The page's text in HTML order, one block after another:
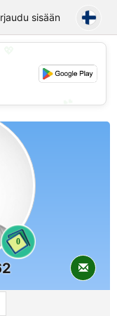
sisään
0